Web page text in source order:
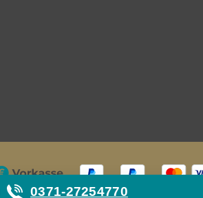
0371-27254770